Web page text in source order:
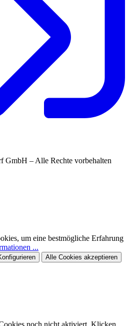
GmbH – Alle Rechte vorbehalten
um eine bestmögliche Erfahrung
...
Alle Cookies akzeptieren
noch nicht aktiviert. Klicken